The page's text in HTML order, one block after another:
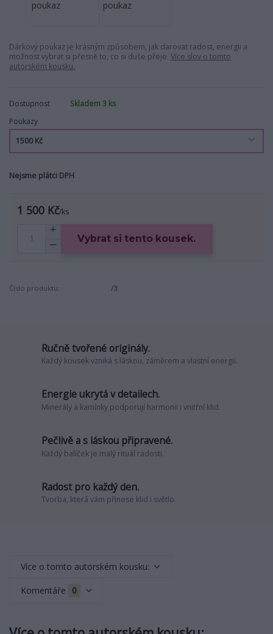
Dárkový poukaz je krásným způsobem, jak darovat radost, energii a
možnost vybrat si přesně to, co si duše přeje. Více slov o tomto
autorském kousku.
Dostupnost
Skladem 3 ks
Poukazy
Nejsme plátci DPH
1 500 Kč/ks
Vybrat si tento kousek.
Číslo produktu: /3
Ručně tvořené originály.
Každý kousek vzniká s láskou, záměrem a vlastní energií.
Energie ukrytá v detailech.
Minerály a kamínky podporují harmonii i vnitřní klid.
Pečlivě a s láskou připravené.
Každý balíček je malý rituál radosti.
Radost pro každý den.
Tvorba, která vám přinese klid i světlo.
Více o tomto autorském kousku:
Komentáře 0